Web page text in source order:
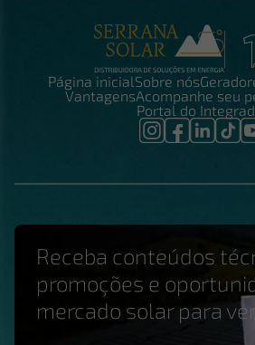
Página inicialSobre nós
VantagensAcompanhe seu
Portal do
Receba conteúdos
promoções e
mercado solar para